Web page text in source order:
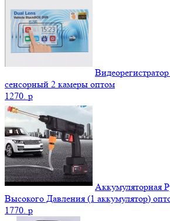
сенсорный 2 камеры оптом
1270. p
Аккумуляторная
Высокого Давления (1 аккумулятор)
1770. p